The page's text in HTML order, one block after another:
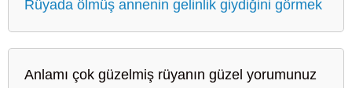
Rüyada ölmüş annenin gelinlik giydiğini görmek
Anlamı çok güzelmiş rüyanın güzel yorumunuz